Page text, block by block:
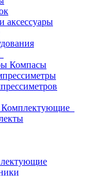
аксессуары
Компасы
Комплектующие